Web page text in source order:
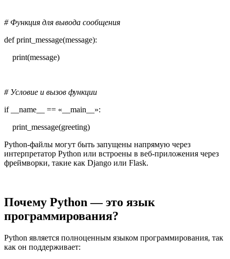
# Функция для вывода сообщения
def print_message(message):
print(message)
# Условие и вызов функции
if __name__ == «__main__»:
print_message(greeting)
Python-файлы могут быть запущены напрямую через
интерпретатор Python или встроены в веб-приложения через
фреймворки, такие как Django или Flask.
Почему Python — это язык
программирования?
Python является полноценным языком программирования, так
как он поддерживает: